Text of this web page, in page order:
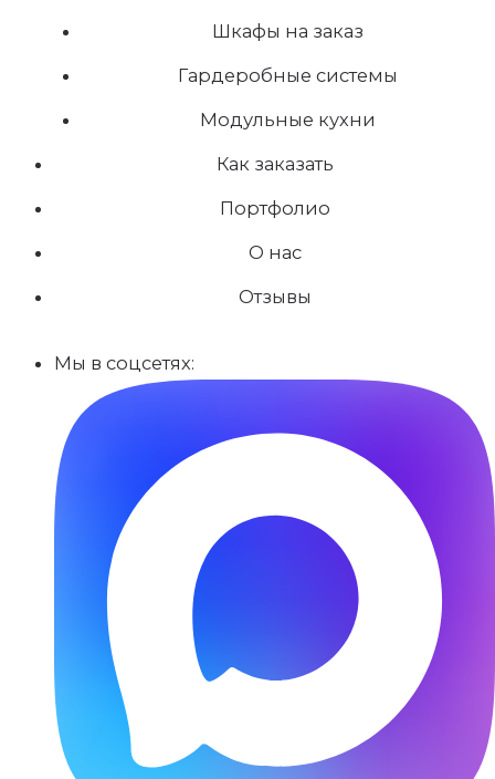
Шкафы на заказ
Гардеробные системы
Модульные кухни
Как заказать
Портфолио
О нас
Отзывы
Мы в соцсетях: